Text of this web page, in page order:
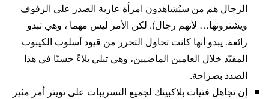
الرجال هم من سيُشاهدون امرأة عارية الصدر على الرفوف
ويشترونها… لأنهم رجال). لكن الأمر ليس مهما ، وهي تبدو
رائعة. يبدو أنها كانت تحاول التحرر من قيود أسلوب الكيبوب
المقيّد خلال العامين الماضيين، وهي تبلي بلاءً حسنًا في هذا
الصدد بصراحة.
إن تجاهل فتيات بلاكبينك لجميع التسريبات على تويتر أمر مثير